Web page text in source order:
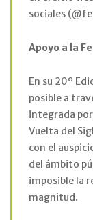
sociales
Apoyo a la
En su 20º
posible a
integrada
Vuelta del
con el
del ámbito
imposible la
magnitud.